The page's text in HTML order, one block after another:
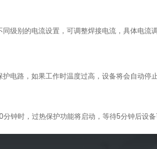
级别的电流设置，可调整焊接电流，具体电
电路，如果工作时温度过高，设备将会自动
钟时，过热保护功能将启动，等待5分钟后设备